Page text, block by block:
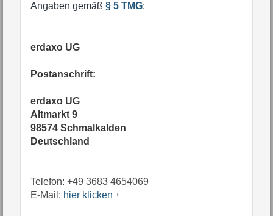
Angaben gemäß § 5 TMG:
erdaxo UG
Postanschrift:
erdaxo UG
Altmarkt 9
98574 Schmalkalden
Deutschland
Telefon: +49 3683 4654069
E-Mail: hier klicken